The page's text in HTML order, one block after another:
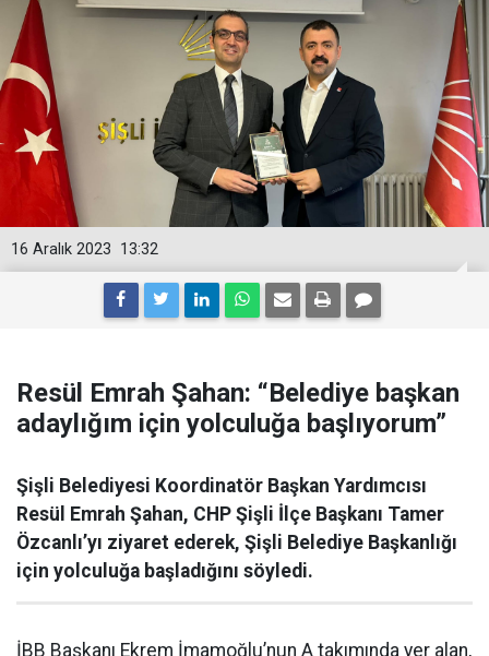
13:32
16 Aralık 2023
Resül Emrah Şahan: “Belediye başkan
adaylığım için yolculuğa başlıyorum”
Şişli Belediyesi Koordinatör Başkan Yardımcısı
Resül Emrah Şahan, CHP Şişli İlçe Başkanı Tamer
Özcanlı’yı ziyaret ederek, Şişli Belediye Başkanlığı
için yolculuğa başladığını söyledi.
İBB Başkanı Ekrem İmamoğlu’nun A takımında yer alan,